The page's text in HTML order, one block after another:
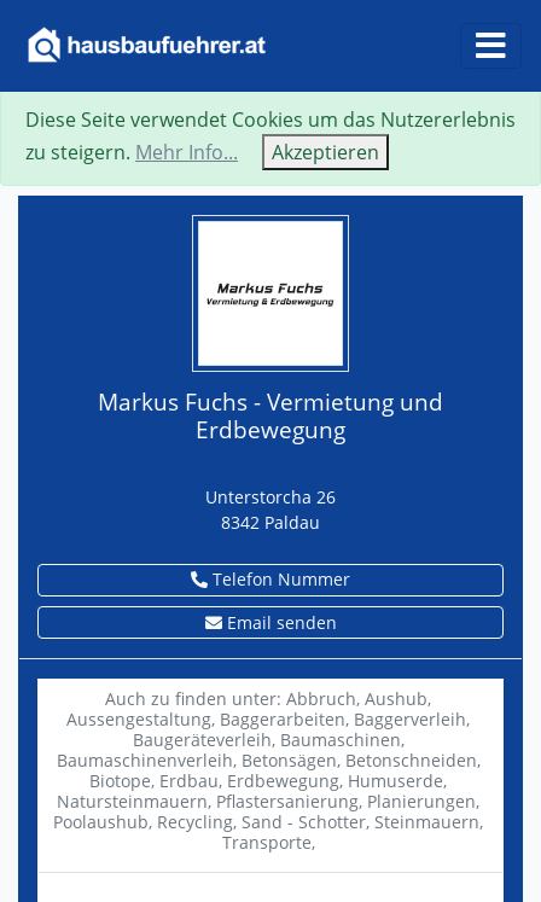
Suche Neue Suche Zurück
Markus Fuchs - Vermietung und
Erdbewegung
Unterstorcha 26
8342 Paldau
Telefon Nummer
Email senden
Auch zu finden unter: Abbruch, Aushub,
Aussengestaltung, Baggerarbeiten, Baggerverleih,
Baugeräteverleih, Baumaschinen,
Baumaschinenverleih, Betonsägen, Betonschneiden,
Biotope, Erdbau, Erdbewegung, Humuserde,
Natursteinmauern, Pflastersanierung, Planierungen,
Poolaushub, Recycling, Sand - Schotter, Steinmauern,
Transporte,
Diese Seite verwendet Cookies um das Nutzererlebnis
zu steigern. Mehr Info... Akzeptieren